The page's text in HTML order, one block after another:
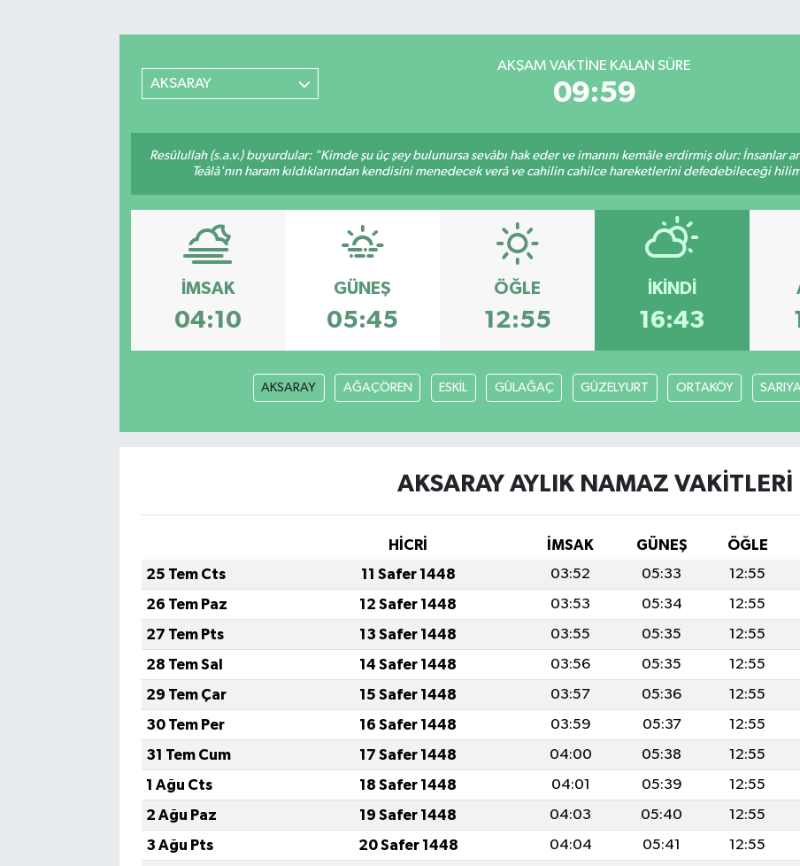
AKSARAY
AKŞAM VAKTINE KALAN SÜRE
09:59
Resûlullah (s.a.v.) buyurdular: "Kimde şu üç şey bulunursa sevâbı hak eder ve imanını kemâle erdirmiş olur: İnsanlar
Teâlâ'nın haram kıldıklarından kendisini menedecek verâ ve cahilin cahilce hareketlerini defedebileceği
İMSAK
04:10
GÜNEŞ
05:45
ÖĞLE
12:55
İKINDI
16:43
AKSARAY AĞAÇÖREN ESKİL GÜLAĞAÇ GÜZELYURT ORTAKÖY
AKSARAY AYLIK NAMAZ VAKITLERI
HİCRİ İMSAK GÜNEŞ ÖĞLE
25 Tem Cts
11 Safer 1448 03:52 05:33 12:55
26 Tem Paz
12 Safer 1448 03:53 05:34 12:55
27 Tem Pts
13 Safer 1448 03:55 05:35 12:55
28 Tem Sal
14 Safer 1448 03:56 05:35 12:55
29 Tem Çar
15 Safer 1448 03:57 05:36 12:55
30 Tem Per
16 Safer 1448 03:59 05:37 12:55
31 Tem Cum
17 Safer 1448 04:00 05:38 12:55
1 Ağu Cts
18 Safer 1448 04:01 05:39 12:55
2 Ağu Paz
19 Safer 1448 04:03 05:40 12:55
3 Ağu Pts
20 Safer 1448 04:04 05:41 12:55